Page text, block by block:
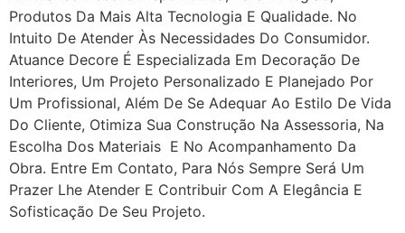
Produtos Da Mais Alta Tecnologia E Qualidade. No
Intuito De Atender Às Necessidades Do Consumidor.
Atuance Decore É Especializada Em Decoração De
Interiores, Um Projeto Personalizado E Planejado Por
Um Profissional, Além De Se Adequar Ao Estilo De Vida
Do Cliente, Otimiza Sua Construção Na Assessoria, Na
Escolha Dos Materiais E No Acompanhamento Da
Obra. Entre Em Contato, Para Nós Sempre Será Um
Prazer Lhe Atender E Contribuir Com A Elegância E
Sofisticação De Seu Projeto.